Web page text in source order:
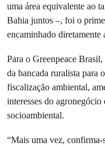
uma área equivalente ao
Bahia juntos –, foi o
encaminhado diretamente
Para o Greenpeace
da bancada ruralista para
fiscalização ambiental,
interesses do
socioambiental.
“Mais uma vez,